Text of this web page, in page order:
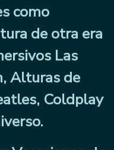
como
de otra era
Las
Alturas de
Coldplay